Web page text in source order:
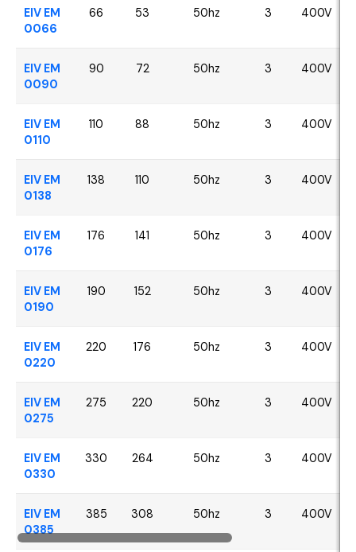
EIV EM
0066
66 53 50hz 3 400V
EIV EM
0090
90 72 50hz 3 400V
EIV EM
0110
110 88 50hz 3 400V
EIV EM
0138
138 110 50hz 3 400V
EIV EM
0176
176 141 50hz 3 400V
EIV EM
0190
190 152 50hz 3 400V
EIV EM
0220
220 176 50hz 3 400V
EIV EM
0275
275 220 50hz 3 400V
EIV EM
0330
330 264 50hz 3 400V
EIV EM
0385
385 308 50hz 3 400V